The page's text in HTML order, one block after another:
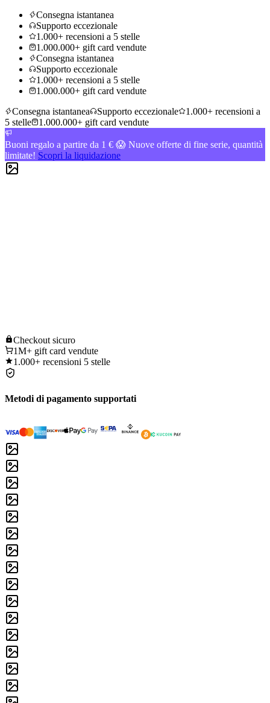
Consegna istantanea
Supporto eccezionale
1.000+ recensioni a 5 stelle
1.000.000+ gift card vendute
Consegna istantanea
Supporto eccezionale
1.000+ recensioni a 5 stelle
1.000.000+ gift card vendute
Consegna istantanea
Supporto eccezionale
1.000+ recensioni a
5 stelle
1.000.000+ gift card vendute
Buoni regalo a partire da 1 € 😱 Nuove offerte di fine serie, quantità
limitate! Scopri la liquidazione
Checkout sicuro
1M+ gift card vendute
1.000+ recensioni 5 stelle
Metodi di pagamento supportati